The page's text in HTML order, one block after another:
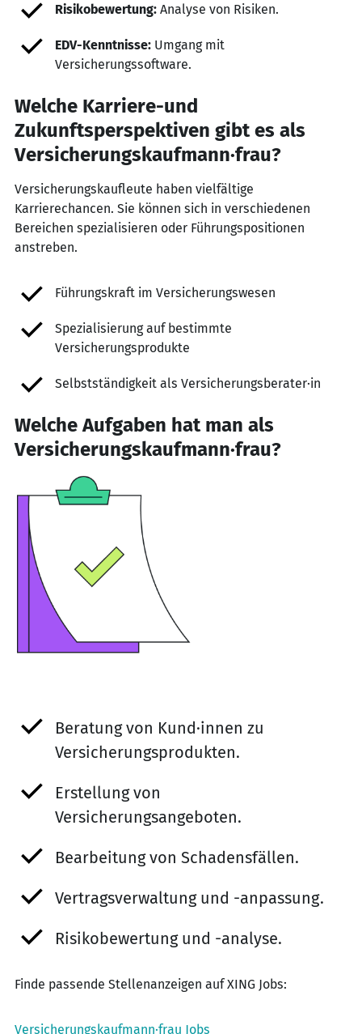
Risikobewertung: Analyse von Risiken.
EDV-Kenntnisse: Umgang mit
Versicherungssoftware.
Welche Karriere-und
Zukunftsperspektiven gibt es als
Versicherungskaufmann·frau?
Versicherungskaufleute haben vielfältige
Karrierechancen. Sie können sich in verschiedenen
Bereichen spezialisieren oder Führungspositionen
anstreben.
Führungskraft im Versicherungswesen
Spezialisierung auf bestimmte
Versicherungsprodukte
Selbstständigkeit als Versicherungsberater·in
Welche Aufgaben hat man als
Versicherungskaufmann·frau?
Beratung von Kund·innen zu
Versicherungsprodukten.
Erstellung von
Versicherungsangeboten.
Bearbeitung von Schadensfällen.
Vertragsverwaltung und -anpassung.
Risikobewertung und -analyse.
Finde passende Stellenanzeigen auf XING Jobs:
Versicherungskaufmann·frau Jobs